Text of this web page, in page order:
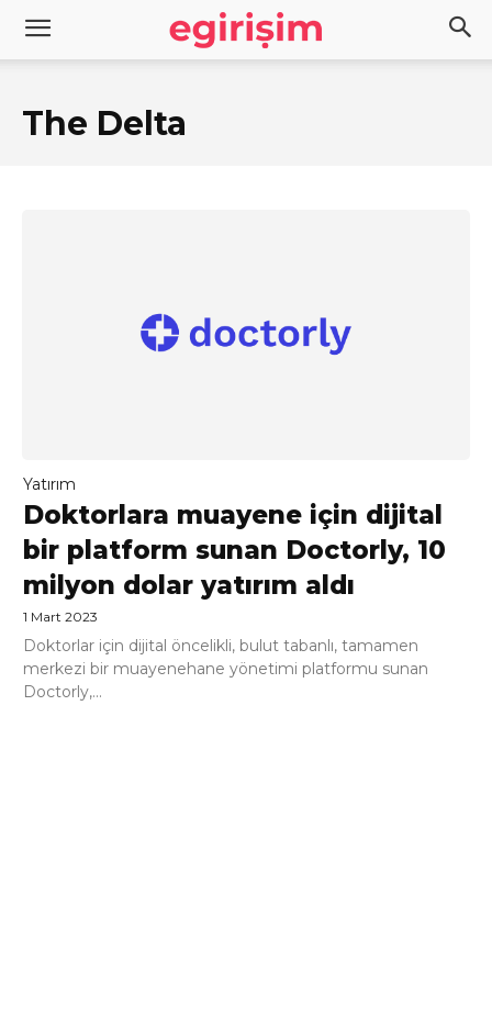
The Delta
Yatırım
Doktorlara muayene için dijital
bir platform sunan Doctorly, 10
milyon dolar yatırım aldı
1 Mart 2023
Doktorlar için dijital öncelikli, bulut tabanlı, tamamen
merkezi bir muayenehane yönetimi platformu sunan
Doctorly,...